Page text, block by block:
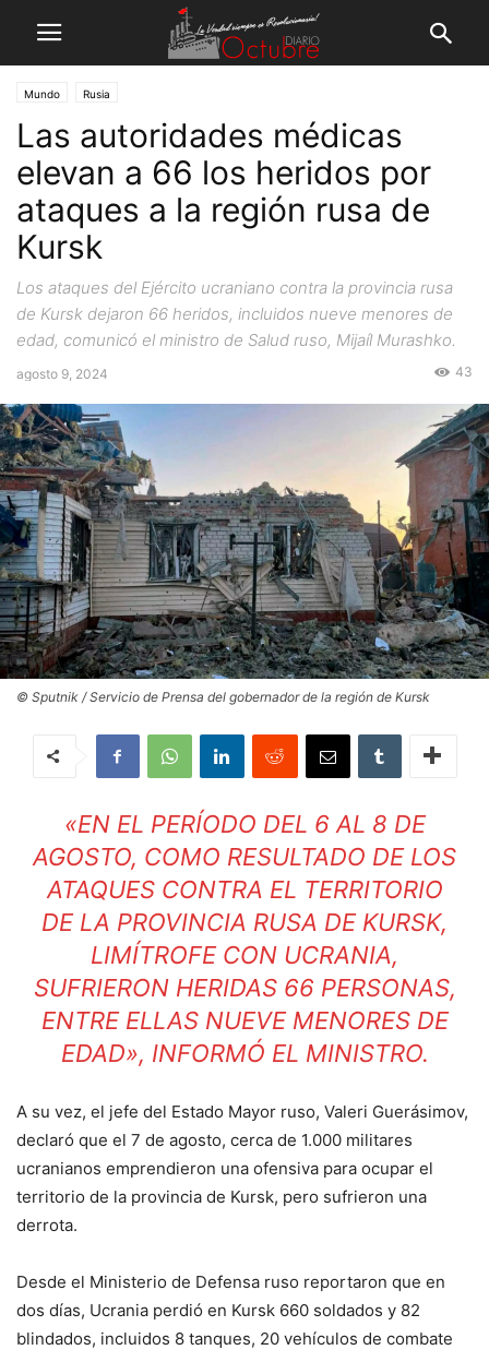
Mundo Rusia
Las autoridades médicas
elevan a 66 los heridos por
ataques a la región rusa de
Kursk
Los ataques del Ejército ucraniano contra la provincia rusa
de Kursk dejaron 66 heridos, incluidos nueve menores de
edad, comunicó el ministro de Salud ruso, Mijaíl Murashko.
agosto 9, 2024 43
© Sputnik / Servicio de Prensa del gobernador de la región de Kursk
«EN EL PERÍODO DEL 6 AL 8 DE
AGOSTO, COMO RESULTADO DE LOS
ATAQUES CONTRA EL TERRITORIO
DE LA PROVINCIA RUSA DE KURSK,
LIMÍTROFE CON UCRANIA,
SUFRIERON HERIDAS 66 PERSONAS,
ENTRE ELLAS NUEVE MENORES DE
EDAD», INFORMÓ EL MINISTRO.
A su vez, el jefe del Estado Mayor ruso, Valeri Guerásimov,
declaró que el 7 de agosto, cerca de 1.000 militares
ucranianos emprendieron una ofensiva para ocupar el
territorio de la provincia de Kursk, pero sufrieron una
derrota.
Desde el Ministerio de Defensa ruso reportaron que en
dos días, Ucrania perdió en Kursk 660 soldados y 82
blindados, incluidos 8 tanques, 20 vehículos de combate